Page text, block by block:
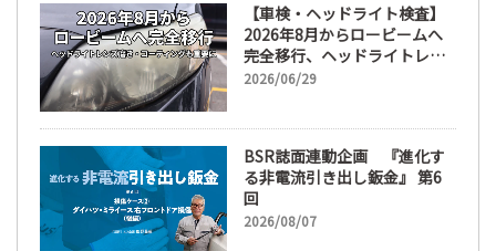
【車検・ヘッドライト検査】
2026年8月からロービームへ
完全移行、ヘッドライトレン
ズ磨き・コーティングも重要
2026/06/29
BSR誌面連動企画 『進化す
る非電流引き出し鈑金』 第6
回
2026/08/07